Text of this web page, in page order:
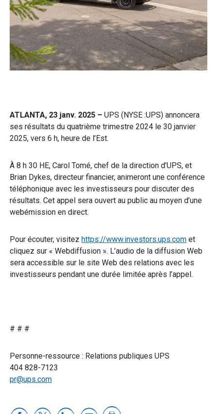
ATLANTA, 23 janv. 2025 – UPS (NYSE :UPS) annoncera
ses résultats du quatrième trimestre 2024 le 30 janvier
2025, vers 6 h, heure de l’Est.
À 8 h 30 HE, Carol Tomé, chef de la direction d’UPS, et
Brian Dykes, directeur financier, animeront une conférence
téléphonique avec les investisseurs pour discuter des
résultats. Cet appel sera ouvert au public au moyen d’une
webémission en direct.
Pour écouter, visitez https://www.investors.ups.com et
cliquez sur « Webdiffusion ». L’audio de la diffusion Web
sera accessible sur le site Web des relations avec les
investisseurs pendant une durée limitée après l’appel.
# # #
Personne-ressource : Relations publiques UPS
404 828-7123
pr@ups.com